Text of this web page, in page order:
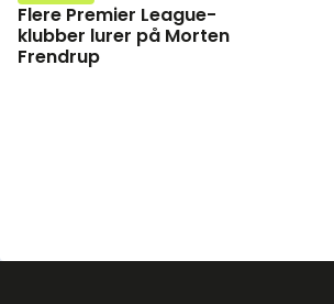
Flere Premier League-
klubber lurer på Morten
Frendrup